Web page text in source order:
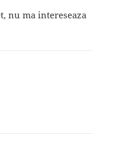
nu ma intereseaza